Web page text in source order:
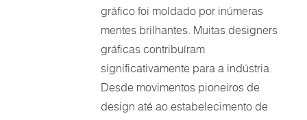
gráfico foi moldado por inúmeras
mentes brilhantes. Muitas designers
gráficas contribuíram
significativamente para a indústria.
Desde movimentos pioneiros de
design até ao estabelecimento de